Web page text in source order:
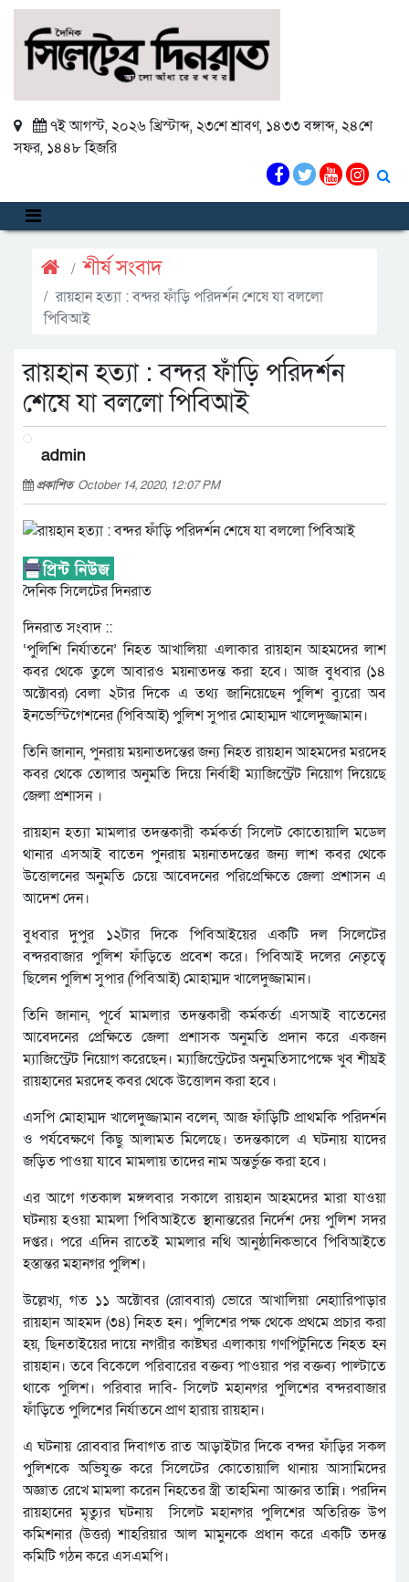
৭ই আগস্ট, ২০২৬ খ্রিস্টাব্দ, ২৩শে শ্রাবণ, ১৪৩৩ বঙ্গাব্দ, ২৪শে
সফর, ১৪৪৮ হিজরি
শীর্ষ সংবাদ
রায়হান হত্যা : বন্দর ফাঁড়ি পরিদর্শন শেষে যা বললো
পিবিআই
রায়হান হত্যা : বন্দর ফাঁড়ি পরিদর্শন
শেষে যা বললো পিবিআই
admin
প্রকাশিত October 14, 2020, 12:07 PM
দৈনিক সিলেটের দিনরাত
দিনরাত সংবাদ ::
‘পুলিশি নির্যাতনে’ নিহত আখালিয়া এলাকার রায়হান আহমদের লাশ
কবর থেকে তুলে আবারও ময়নাতদন্ত করা হবে। আজ বুধবার (১৪
অক্টোবর) বেলা ২টার দিকে এ তথ্য জানিয়েছেন পুলিশ ব্যুরো অব
ইনভেস্টিগেশনের (পিবিআই) পুলিশ সুপার মোহাম্মদ খালেদুজ্জামান।
তিনি জানান, পুনরায় ময়নাতদন্তের জন্য নিহত রায়হান আহমদের মরদেহ
কবর থেকে তোলার অনুমতি দিয়ে নির্বাহী ম্যাজিস্ট্রেট নিয়োগ দিয়েছে
জেলা প্রশাসন ।
রায়হান হত্যা মামলার তদন্তকারী কর্মকর্তা সিলেট কোতোয়ালি মডেল
থানার এসআই বাতেন পুনরায় ময়নাতদন্তের জন্য লাশ কবর থেকে
উত্তোলনের অনুমতি চেয়ে আবেদনের পরিপ্রেক্ষিতে জেলা প্রশাসন এ
আদেশ দেন।
বুধবার দুপুর ১২টার দিকে পিবিআইয়ের একটি দল সিলেটের
বন্দরবাজার পুলিশ ফাঁড়িতে প্রবেশ করে। পিবিআই দলের নেতৃত্বে
ছিলেন পুলিশ সুপার (পিবিআই) মোহাম্মদ খালেদুজ্জামান।
তিনি জানান, পূর্বে মামলার তদন্তকারী কর্মকর্তা এসআই বাতেনের
আবেদনের প্রেক্ষিতে জেলা প্রশাসক অনুমতি প্রদান করে একজন
ম্যাজিস্ট্রেট নিয়োগ করেছেন। ম্যাজিস্ট্রেটের অনুমতিসাপেক্ষে খুব শীঘ্রই
রায়হানের মরদেহ কবর থেকে উত্তোলন করা হবে।
এসপি মোহাম্মদ খালেদুজ্জামান বলেন, আজ ফাঁড়িটি প্রাথমকি পরিদর্শন
ও পর্যবেক্ষণে কিছু আলামত মিলেছে। তদন্তকালে এ ঘটনায় যাদের
জড়িত পাওয়া যাবে মামলায় তাদের নাম অন্তর্ভুক্ত করা হবে।
এর আগে গতকাল মঙ্গলবার সকালে রায়হান আহমদের মারা যাওয়া
ঘটনায় হওয়া মামলা পিবিআইতে স্থানান্তরের নির্দেশ দেয় পুলিশ সদর
দপ্তর। পরে এদিন রাতেই মামলার নথি আনুষ্ঠানিকভাবে পিবিআইতে
হস্তান্তর মহানগর পুলিশ।
উল্লেখ্য, গত ১১ অক্টোবর (রোববার) ভোরে আখালিয়া নেহাারিপাড়ার
রায়হান আহমদ (৩৪) নিহত হন। পুলিশের পক্ষ থেকে প্রথমে প্রচার করা
হয়, ছিনতাইয়ের দায়ে নগরীর কাষ্টঘর এলাকায় গণপিটুনিতে নিহত হন
রায়হান। তবে বিকেলে পরিবারের বক্তব্য পাওয়ার পর বক্তব্য পাল্টাতে
থাকে পুলিশ। পরিবার দাবি- সিলেট মহানগর পুলিশের বন্দরবাজার
ফাঁড়িতে পুলিশের নির্যাতনে প্রাণ হারায় রায়হান।
এ ঘটনায় রোববার দিবাগত রাত আড়াইটার দিকে বন্দর ফাঁড়ির সকল
পুলিশকে অভিযুক্ত করে সিলেটের কোতোয়ালি থানায় আসামিদের
অজ্ঞাত রেখে মামলা করেন নিহতের স্ত্রী তাহমিনা আক্তার তান্নি। পরদিন
রায়হানের মৃত্যুর ঘটনায় সিলেট মহানগর পুলিশের অতিরিক্ত উপ
কমিশনার (উত্তর) শাহরিয়ার আল মামুনকে প্রধান করে একটি তদন্ত
কমিটি গঠন করে এসএমপি।